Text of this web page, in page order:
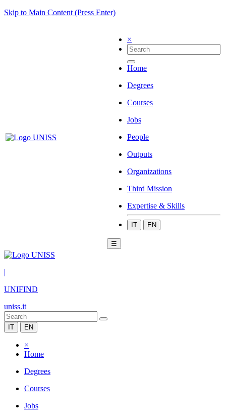
Skip to Main Content (Press Enter)
×
Home
Degrees
Courses
Jobs
People
Outputs
Organizations
Third Mission
Expertise & Skills
IT EN
☰
|
UNIFIND
uniss.it
IT EN
×
Home
Degrees
Courses
Jobs